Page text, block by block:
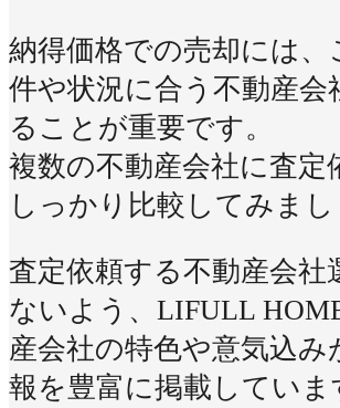
納得価格での売却には、
件や状況に合う不動産会
ることが重要です。
複数の不動産会社に査定
しっかり比較してみまし
査定依頼する不動産会社
ないよう、LIFULL
産会社の特色や意気込み
報を豊富に掲載していま